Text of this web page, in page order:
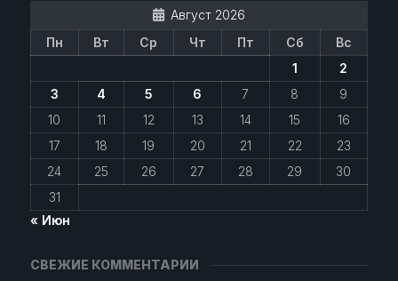
Август 2026
Пн
Вт Ср Чт Пт Сб
Вс
1
2
3
4 5 6 7 8
9
10
11 12 13 14 15
16
17
18 19 20 21 22
23
24
25 26 27 28 29
30
31
« Июн
СВЕЖИЕ КОММЕНТАРИИ